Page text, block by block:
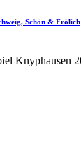
Schön & Frölich